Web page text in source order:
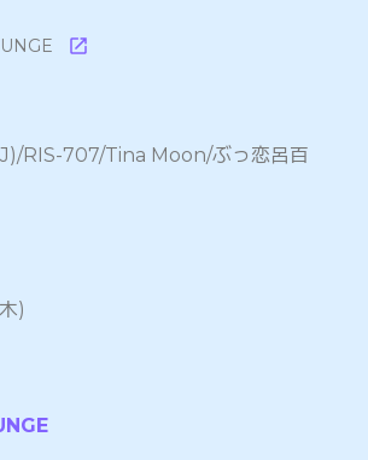
RIS-707/Tina Moon/ぶっ恋呂百
)